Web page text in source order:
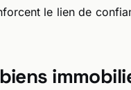
le lien de